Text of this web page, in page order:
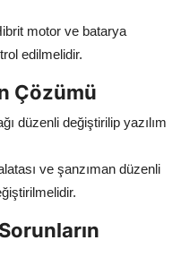
motor ve batarya
edilmelidir.
Çözümü
düzenli değiştirilip yazılım
ve şanzıman düzenli